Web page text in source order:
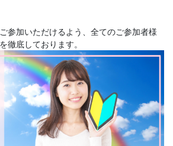
参加いただけるよう、全てのご参加者様
徹底しております。